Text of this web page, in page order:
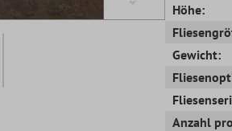
Höhe:
Gewicht:
Anzahl